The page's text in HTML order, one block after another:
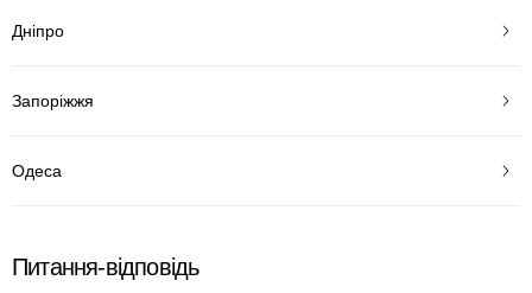
Дніпро
Запоріжжя
Одеса
Питання-відповідь